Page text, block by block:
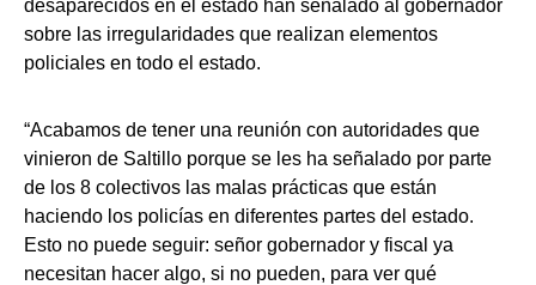
desaparecidos en el estado han señalado al gobernador
sobre las irregularidades que realizan elementos
policiales en todo el estado.
“Acabamos de tener una reunión con autoridades que
vinieron de Saltillo porque se les ha señalado por parte
de los 8 colectivos las malas prácticas que están
haciendo los policías en diferentes partes del estado.
Esto no puede seguir: señor gobernador y fiscal ya
necesitan hacer algo, si no pueden, para ver qué